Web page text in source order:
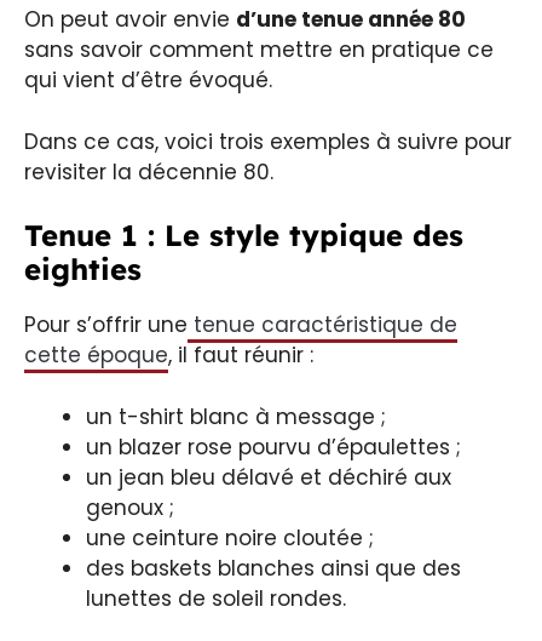
On peut avoir envie d’une tenue année 80
sans savoir comment mettre en pratique ce
qui vient d’être évoqué.
Dans ce cas, voici trois exemples à suivre pour
revisiter la décennie 80.
Tenue 1 : Le style typique des
eighties
Pour s’offrir une tenue caractéristique de
cette époque, il faut réunir :
un t-shirt blanc à message ;
un blazer rose pourvu d’épaulettes ;
un jean bleu délavé et déchiré aux
genoux ;
une ceinture noire cloutée ;
des baskets blanches ainsi que des
lunettes de soleil rondes.